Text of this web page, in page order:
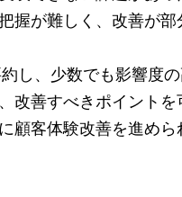
握が難しく、改善が
し、少数でも影響度
改善すべきポイント
顧客体験改善を進め